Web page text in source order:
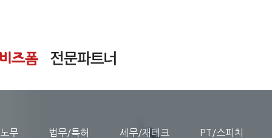
노무 법무/특허 세무/재테크 PT/스피치